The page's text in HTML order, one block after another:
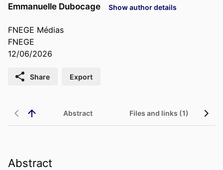
Emmanuelle Dubocage Show author details
FNEGE Médias
FNEGE
12/06/2026
Share Export
Abstract Files and links (1)
Abstract